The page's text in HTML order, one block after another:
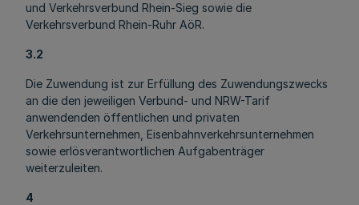
und Verkehrsverbund Rhein-Sieg sowie die
Verkehrsverbund Rhein-Ruhr AöR.
3.2
Die Zuwendung ist zur Erfüllung des Zuwendungszwecks
an die den jeweiligen Verbund- und NRW-Tarif
anwendenden öffentlichen und privaten
Verkehrsunternehmen, Eisenbahnverkehrsunternehmen
sowie erlösverantwortlichen Aufgabenträger
weiterzuleiten.
4